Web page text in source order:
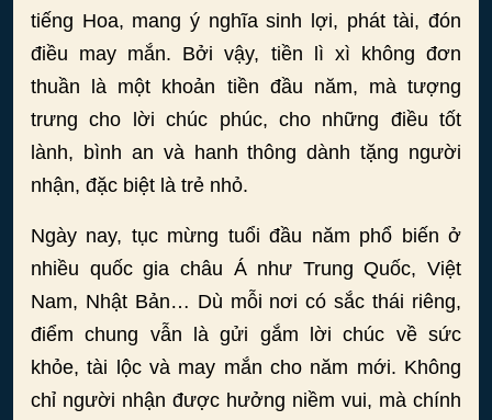
tiếng Hoa, mang ý nghĩa sinh lợi, phát tài, đón
điều may mắn. Bởi vậy, tiền lì xì không đơn
thuần là một khoản tiền đầu năm, mà tượng
trưng cho lời chúc phúc, cho những điều tốt
lành, bình an và hanh thông dành tặng người
nhận, đặc biệt là trẻ nhỏ.
Ngày nay, tục mừng tuổi đầu năm phổ biến ở
nhiều quốc gia châu Á như Trung Quốc, Việt
Nam, Nhật Bản… Dù mỗi nơi có sắc thái riêng,
điểm chung vẫn là gửi gắm lời chúc về sức
khỏe, tài lộc và may mắn cho năm mới. Không
chỉ người nhận được hưởng niềm vui, mà chính